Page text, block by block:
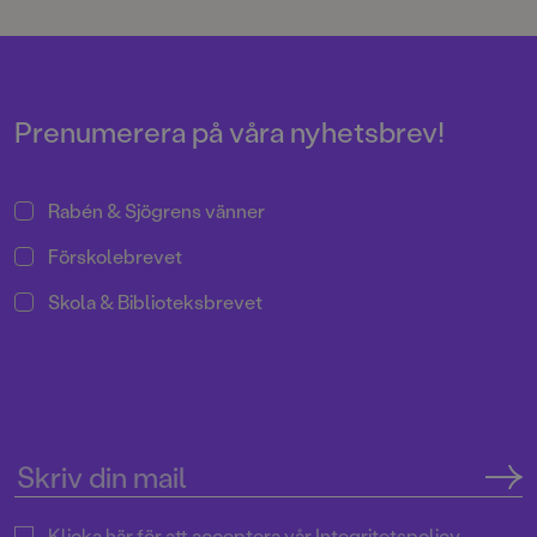
Prenumerera på våra nyhetsbrev!
Rabén & Sjögrens vänner
Förskolebrevet
Skola & Biblioteksbrevet